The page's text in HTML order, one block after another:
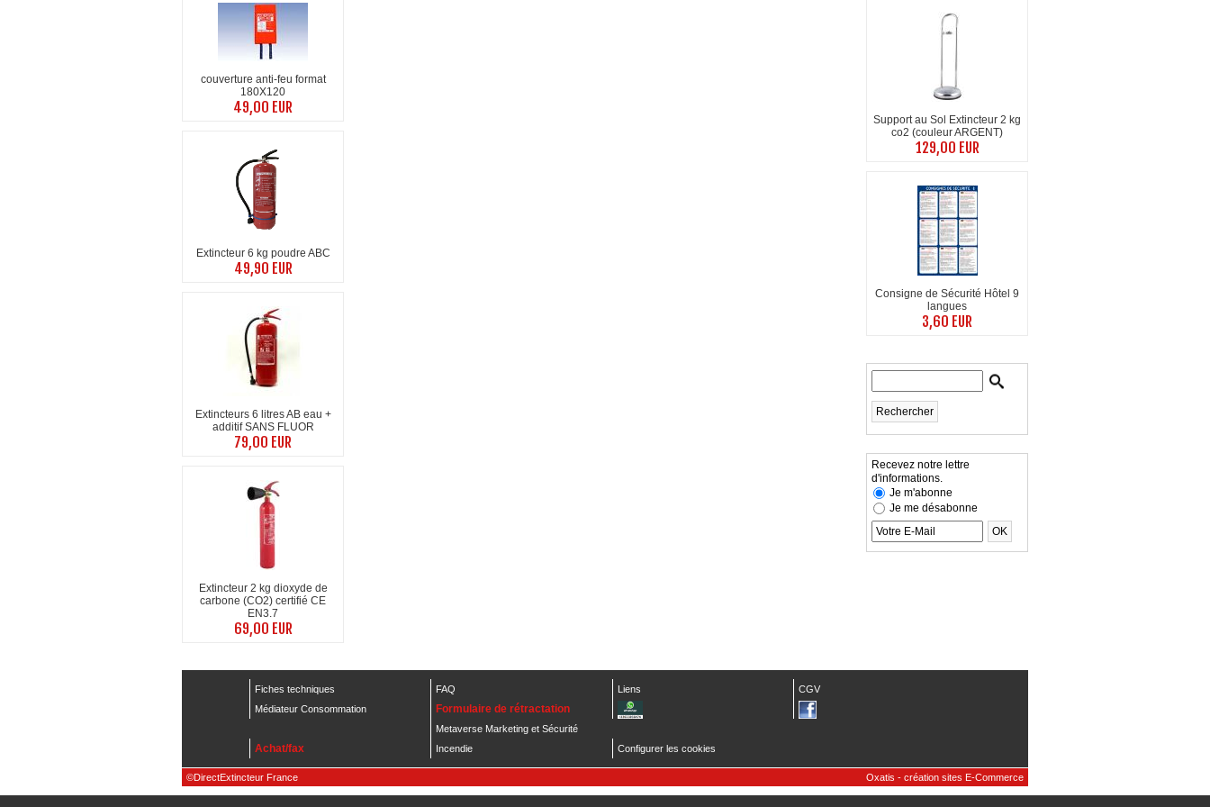
couverture anti-feu format
180X120
49,00 EUR
Extincteur 6 kg poudre ABC
49,90 EUR
Extincteurs 6 litres AB eau +
additif SANS FLUOR
79,00 EUR
Extincteur 2 kg dioxyde de
carbone (CO2) certifié CE
EN3.7
69,00 EUR
Support au Sol Extincteur 2 kg
co2 (couleur ARGENT)
129,00 EUR
Consigne de Sécurité Hôtel 9
langues
3,60 EUR
Recevez notre lettre
d'informations.
Je m'abonne
Je me désabonne
Fiches techniques FAQ Liens
CGV
Médiateur Consommation
Formulaire de rétractation
Achat/fax
Metaverse Marketing et Sécurité
Incendie
Configurer les cookies
©DirectExtincteur France Oxatis - création sites E-Commerce